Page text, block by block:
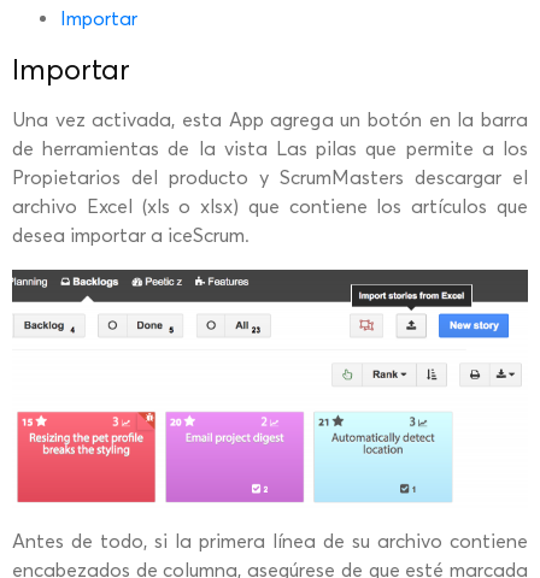
Importar
Importar
Una vez activada, esta App agrega un botón en la barra
de herramientas de la vista Las pilas que permite a los
Propietarios del producto y ScrumMasters descargar el
archivo Excel (xls o xlsx) que contiene los artículos que
desea importar a iceScrum.
Antes de todo, si la primera línea de su archivo contiene
encabezados de columna, asegúrese de que esté marcada